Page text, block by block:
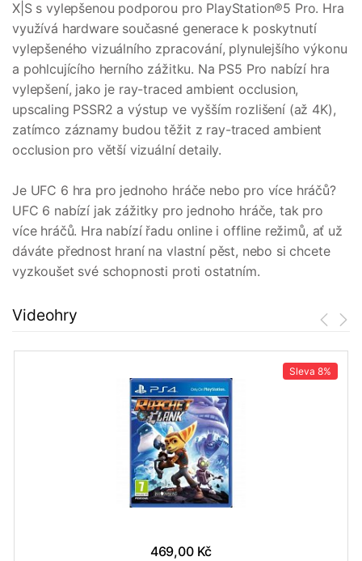
X|S s vylepšenou podporou pro PlayStation®5 Pro. Hra
využívá hardware současné generace k poskytnutí
vylepšeného vizuálního zpracování, plynulejšího výkonu
a pohlcujícího herního zážitku. Na PS5 Pro nabízí hra
vylepšení, jako je ray-traced ambient occlusion,
upscaling PSSR2 a výstup ve vyšším rozlišení (až 4K),
zatímco záznamy budou těžit z ray-traced ambient
occlusion pro větší vizuální detaily.
Je UFC 6 hra pro jednoho hráče nebo pro více hráčů?
UFC 6 nabízí jak zážitky pro jednoho hráče, tak pro
více hráčů. Hra nabízí řadu online i offline režimů, ať už
dáváte přednost hraní na vlastní pěst, nebo si chcete
vyzkoušet své schopnosti proti ostatním.
Videohry
Sleva 8%
469,00 Kč